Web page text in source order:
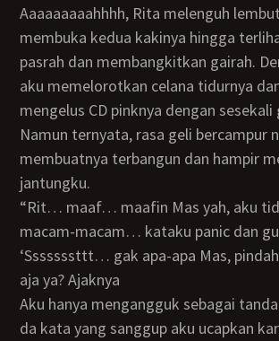
Aaaaaaaaahhhh, Rita melenguh lembut sambil
membuka kedua kakinya hingga
pasrah dan membangkitkan gairah.
aku memelorotkan celana tidurnya
mengelus CD pinknya dengan
Namun ternyata, rasa geli bercampur
membuatnya terbangun dan hampir
jantungku.
“Rit… maaf… maafin Mas yah, aku tidak berniat
macam-macam… kataku panic dan
‘sssssssttt… gak apa-apa Mas, pindah ke kamar Rita
aja ya? Ajaknya
Aku hanya mengangguk sebagai tanda setuju, taka
da kata yang sanggup aku ucapkan